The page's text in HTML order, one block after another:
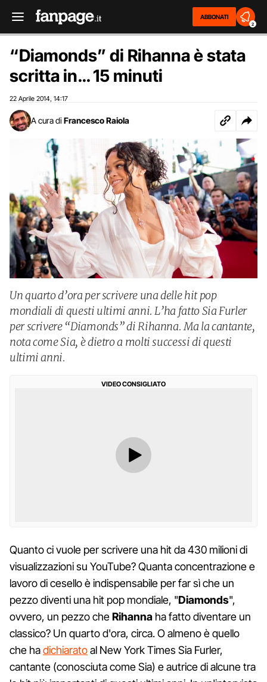
ABBONATI
2
“Diamonds” di Rihanna è stata
scritta in… 15 minuti
22 Aprile 2014 14:17
A cura di Francesco Raiola
Un quarto d’ora per scrivere una delle hit pop
mondiali di questi ultimi anni. L’ha fatto Sia Furler
per scrivere “Diamonds” di Rihanna. Ma la cantante,
nota come Sia, è dietro a molti successi di questi
ultimi anni.
VIDEO CONSIGLIATO
Quanto ci vuole per scrivere una hit da 430 milioni di
visualizzazioni su YouTube? Quanta concentrazione e
lavoro di cesello è indispensabile per far sì che un
pezzo diventi una hit pop mondiale, "Diamonds",
ovvero, un pezzo cheRihanna ha fatto diventare un
classico? Un quarto d'ora, circa. O almeno è quello
che hadichiaratoal New York Times Sia Furler,
cantante (conosciuta come Sia) e autrice di alcune tra